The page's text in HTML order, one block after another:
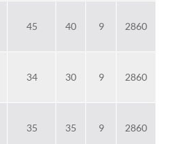
45 40 9 2860
34 30 9 2860
35 35 9 2860